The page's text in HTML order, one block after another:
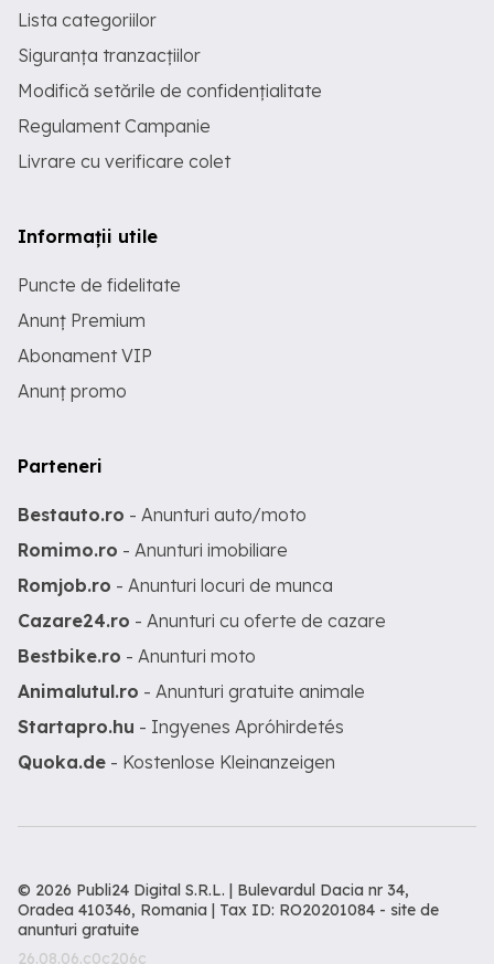
Lista categoriilor
Siguranța tranzacțiilor
Modifică setările de confidențialitate
Regulament Campanie
Livrare cu verificare colet
Informații utile
Puncte de fidelitate
Anunț Premium
Abonament VIP
Anunț promo
Parteneri
Bestauto.ro - Anunturi auto/moto
Romimo.ro - Anunturi imobiliare
Romjob.ro - Anunturi locuri de munca
Cazare24.ro - Anunturi cu oferte de cazare
Bestbike.ro - Anunturi moto
Animalutul.ro - Anunturi gratuite animale
Startapro.hu - Ingyenes Apróhirdetés
Quoka.de - Kostenlose Kleinanzeigen
© 2026 Publi24 Digital S.R.L. | Bulevardul Dacia nr 34,
Oradea 410346, Romania | Tax ID: RO20201084 - site de
anunturi gratuite
26.08.06.c0c206c